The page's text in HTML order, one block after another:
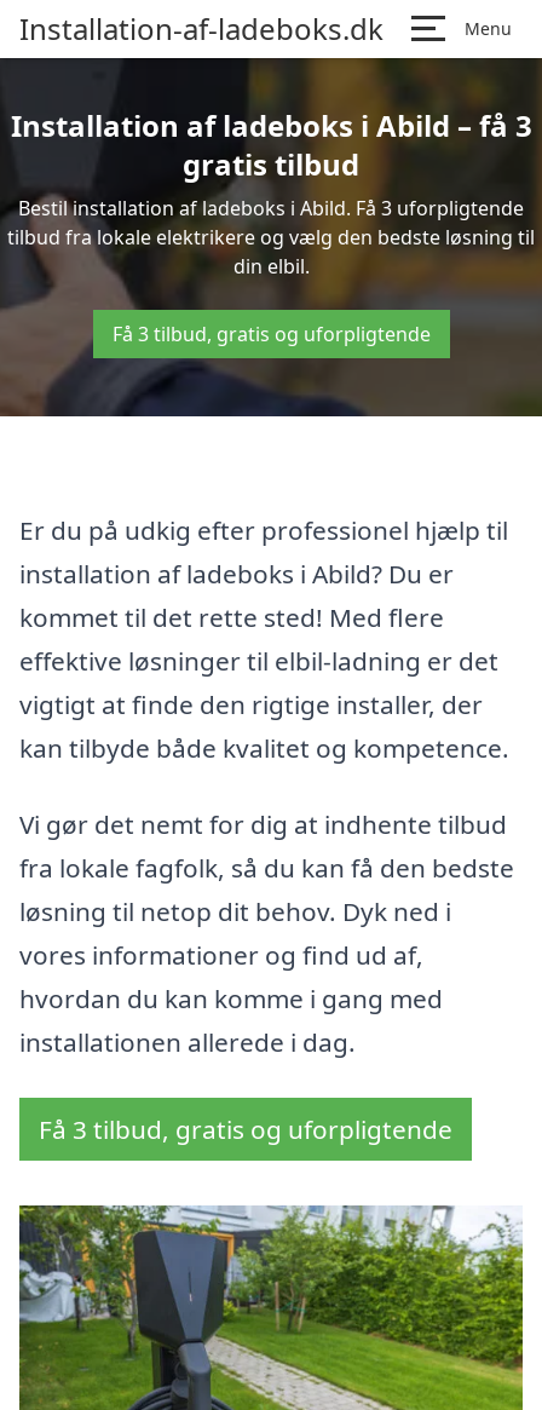
Installation-af-ladeboks.dk Menu
Installation af ladeboks i Abild – få 3
gratis tilbud
Bestil installation af ladeboks i Abild. Få 3 uforpligtende
tilbud fra lokale elektrikere og vælg den bedste løsning til
din elbil.
Få 3 tilbud, gratis og uforpligtende
Er du på udkig efter professionel hjælp til
installation af ladeboks i Abild? Du er
kommet til det rette sted! Med flere
effektive løsninger til elbil-ladning er det
vigtigt at finde den rigtige installer, der
kan tilbyde både kvalitet og kompetence.
Vi gør det nemt for dig at indhente tilbud
fra lokale fagfolk, så du kan få den bedste
løsning til netop dit behov. Dyk ned i
vores informationer og find ud af,
hvordan du kan komme i gang med
installationen allerede i dag.
Få 3 tilbud, gratis og uforpligtende